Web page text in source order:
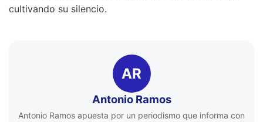
cultivando su silencio.
AR
Antonio Ramos
Antonio Ramos apuesta por un periodismo que informa con